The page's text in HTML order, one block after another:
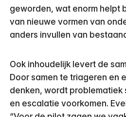
geworden, wat enorm helpt
van nieuwe vormen van
anders invullen van
Ook inhoudelijk levert de
Door samen te triageren en
denken, wordt problematiek
en escalatie voorkomen.